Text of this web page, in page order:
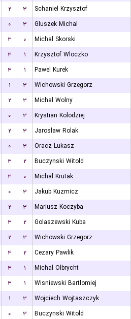
۲ ۳
Schaniel Krzysztof
۰ ۳
Gluszek Michal
۳ ۰
Michal Skorski
۳ ۱
Krzysztof Wloczko
۳ ۱
Pawel Kurek
۱ ۳
Wichowski Grzegorz
۲ ۳
Michal Wolny
۰ ۳
Krystian Kolodziej
۲ ۳
Jaroslaw Rolak
۰ ۳
Oracz Lukasz
۳ ۲
Buczynski Witold
۳ ۰
Michal Krutak
۰ ۳
Jakub Kuzmicz
۲ ۳
Mariusz Koczyba
۳ ۲
Golaszewski Kuba
۲ ۳
Wichowski Grzegorz
۳ ۲
Cezary Pawlik
۳ ۱
Michal Olbrycht
۳ ۱
Wisniewski Bartlomiej
۱ ۳
Wojciech Wojtaszczyk
۰ ۳
Buczynski Witold